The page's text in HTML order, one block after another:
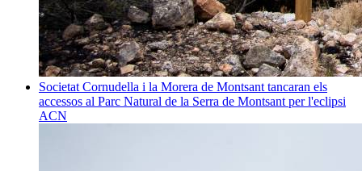
Societat Cornudella i la Morera de Montsant tancaran els
accessos al Parc Natural de la Serra de Montsant per l'eclipsi
ACN